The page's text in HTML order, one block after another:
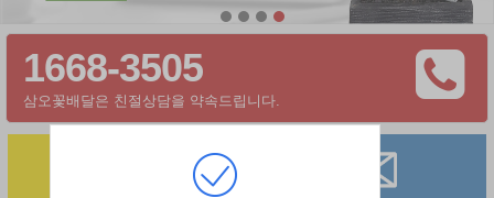
1668-3505
삼오꽃배달은 친절상담을 약속드립니다.